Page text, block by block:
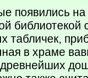
появились
библиотекой
табличек,
в храме